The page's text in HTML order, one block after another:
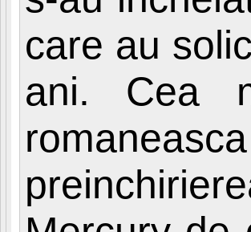
care au
ani. Cea